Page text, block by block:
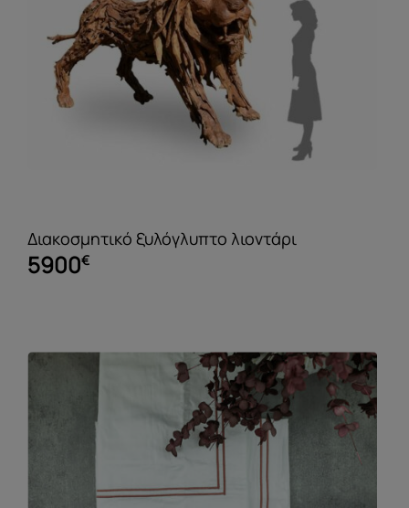
Διακοσμητικό ξυλόγλυπτο λιοντάρι
5900€